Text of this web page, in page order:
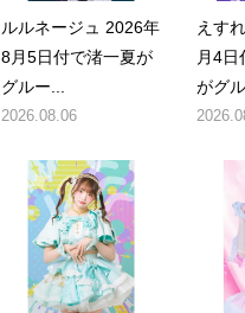
ルルネージュ 2026年
8月5日付で渚一夏が
グルー...
2026.08.06
えす
月4
がグル